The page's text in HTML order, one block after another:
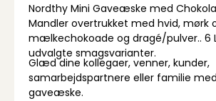
Nordthy Mini Gaveæske med
Mandler overtrukket med hvid, mørk
mælkechokoade og dragé/pulver.. 6
udvalgte smagsvarianter.
Glæd dine kollegaer, venner, kunder,
samarbejdspartnere eller familie
gaveæske.